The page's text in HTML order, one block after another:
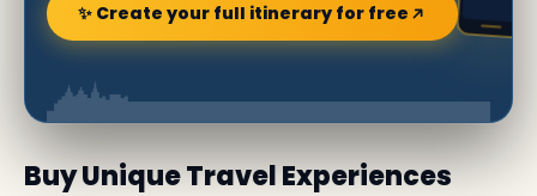
✨ Create your full itinerary for free
Buy Unique Travel Experiences